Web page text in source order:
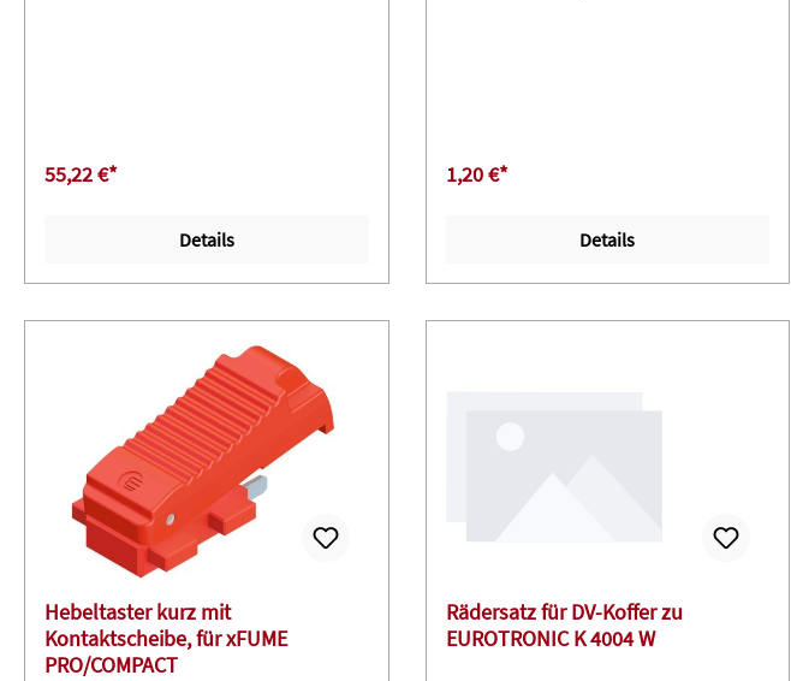
55,22 €*
Details
1,20 €*
Details
Hebeltaster kurz mit
Kontaktscheibe, für xFUME
PRO/COMPACT
Rädersatz für DV-Koffer zu
EUROTRONIC K 4004 W